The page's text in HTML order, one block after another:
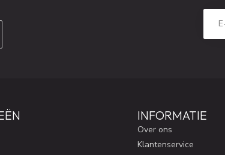
INFORMATIE
Over ons
Klantenservice